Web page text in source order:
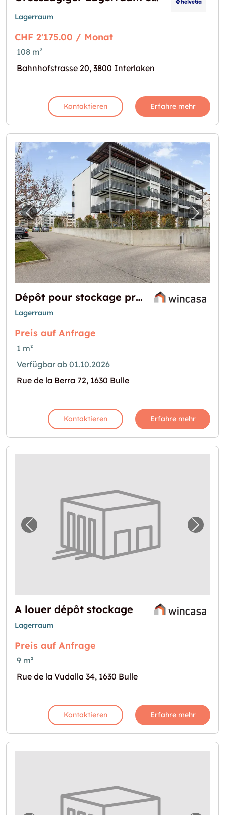
Lagerraum
CHF 2'175.00 / Monat
108 m²
Bahnhofstrasse 20, 3800 Interlaken
Kontaktieren Erfahre mehr
Vorheriges Bild für "Dépôt pour stockage
Dépôt pour stockage proche centre ville de Bulle
Lagerraum
Preis auf Anfrage
1 m²
Verfügbar ab 01.10.2026
Rue de la Berra 72, 1630 Bulle
Kontaktieren Erfahre mehr
Vorheriges Bild für "A louer dépôt stockage"
A louer dépôt stockage
Lagerraum
Preis auf Anfrage
9 m²
Rue de la Vudalla 34, 1630 Bulle
Kontaktieren Erfahre mehr